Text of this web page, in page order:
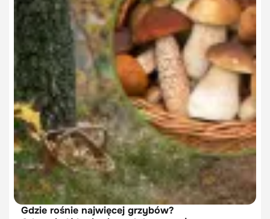
Gdzie rośnie najwięcej grzybów?